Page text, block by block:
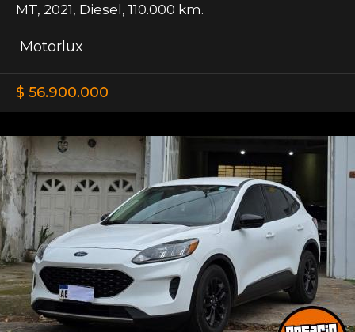
MT, 2021, Diesel, 110.000 km.
Motorlux
$ 56.900.000